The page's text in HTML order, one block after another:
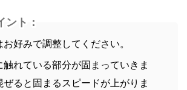
ント：
好みで調整してください。
触れている部分が固まっていきま
ぜると固まるスピードが上がりま